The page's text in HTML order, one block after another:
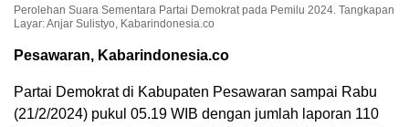
Perolehan Suara Sementara Partai Demokrat pada Pemilu 2024. Tangkapan
Layar: Anjar Sulistyo, Kabarindonesia.co
Pesawaran, Kabarindonesia.co
Partai Demokrat di Kabupaten Pesawaran sampai Rabu
(21/2/2024) pukul 05.19 WIB dengan jumlah laporan 110